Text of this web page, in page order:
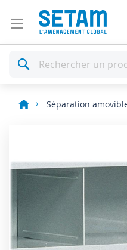
Rechercher
Séparation
end
images